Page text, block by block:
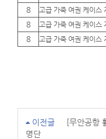
8
고급 가죽 여권 케이스
8
고급 가죽 여권 케이스
8
고급 가죽 여권 케이스
이전글
[무안공항
명단